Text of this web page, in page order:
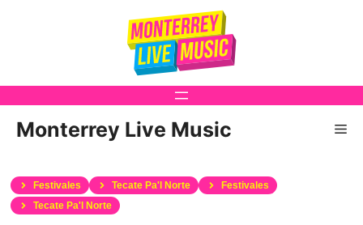
Monterrey Live Music
Festivales Tecate Pa'l Norte
Festivales
Tecate Pa'l Norte